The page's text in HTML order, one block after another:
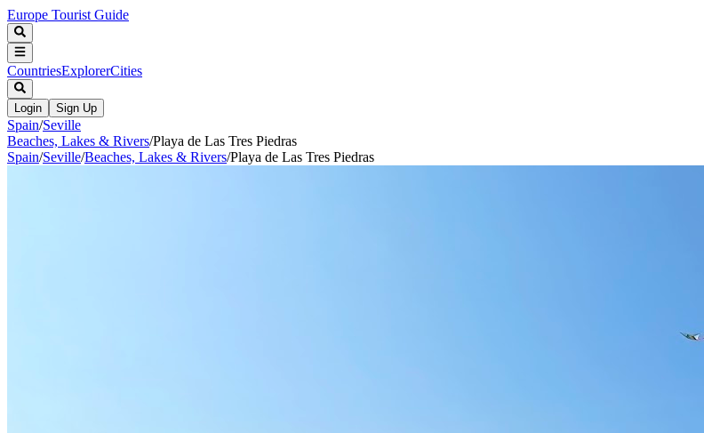
Europe Tourist Guide
CountriesExplorerCities
Login Sign Up
Spain/Seville
Beaches, Lakes & Rivers/Playa de Las Tres Piedras
Spain/Seville/Beaches, Lakes & Rivers/Playa de Las Tres Piedras